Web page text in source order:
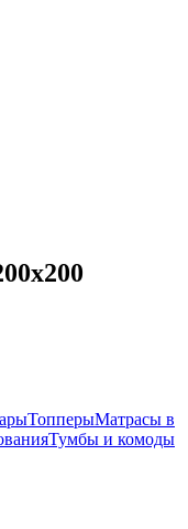
ТопперыМатрасы в
Тумбы и комоды